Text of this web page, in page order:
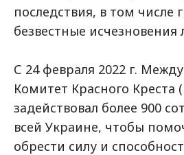
последствия, в том числе
безвестные исчезновения
С 24 февраля 2022 г.
Комитет Красного Креста
задействовал более 900
всей Украине, чтобы
обрести силу и